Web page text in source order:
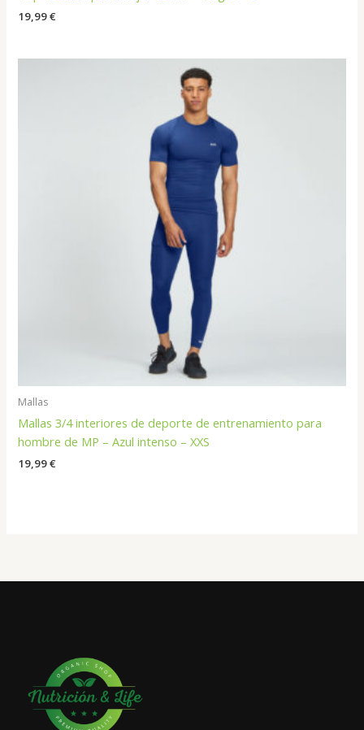
19,99€
Mallas
Mallas 3/4 interiores de deporte de entrenamiento para
hombre de MP – Azul intenso – XXS
19,99€